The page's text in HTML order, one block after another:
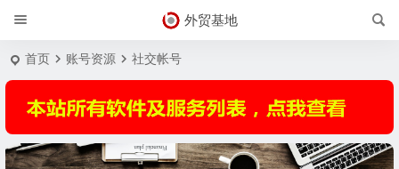
外贸基地
首页 账号资源 社交帐号